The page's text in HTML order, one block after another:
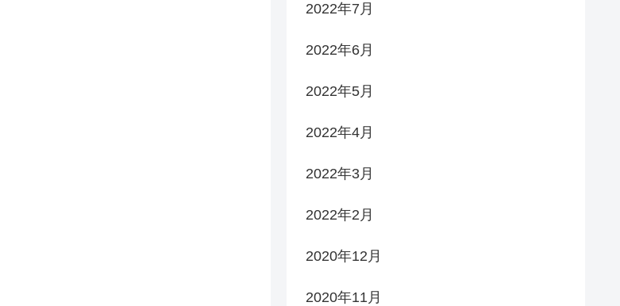
2022年7月
2022年6月
2022年5月
2022年4月
2022年3月
2022年2月
2020年12月
2020年11月